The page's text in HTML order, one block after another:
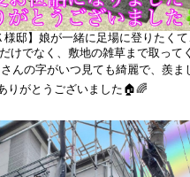
様邸】娘が一緒に足場に登りたく
けでなく、敷地の雑草まで取って
んの字がいつ見ても綺麗で、羨
りがとうございました🏠🌈